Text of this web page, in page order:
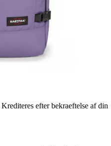
Krediteres efter bekraeftelse af din